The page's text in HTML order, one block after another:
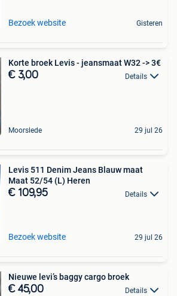
Bezoek website Gisteren
Korte broek Levis - jeansmaat W32 -> 3€
€ 3,00 Details
Moorslede 29 jul 26
Levis 511 Denim Jeans Blauw maat
Maat 52/54 (L) Heren
€ 109,95 Details
Bezoek website 29 jul 26
Nieuwe levi’s baggy cargo broek
€ 45,00 Details